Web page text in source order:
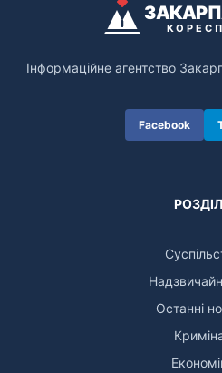
Інформаційне агентство
Facebook
Останні